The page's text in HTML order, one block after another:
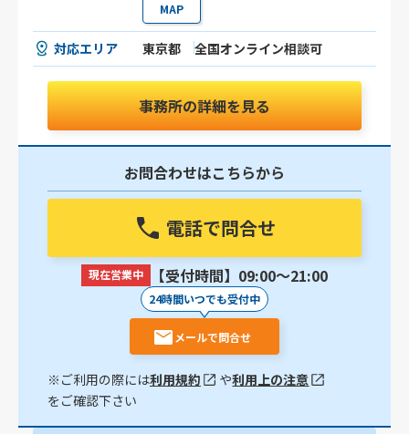
MAP
対応エリア 東京都 全国オンライン相談可
事務所の詳細を見る
お問合わせはこちらから
電話で問合せ
現在営業中 【受付時間】09:00〜21:00
24時間いつでも受付中
メールで問合せ
※ご利用の際には利用規約 や利用上の注意
をご確認下さい